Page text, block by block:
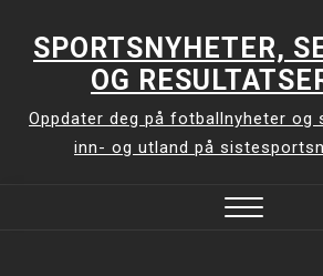
SPORTSNYHETER,
OG
Oppdater deg på fotballnyheter og
inn- og utland på